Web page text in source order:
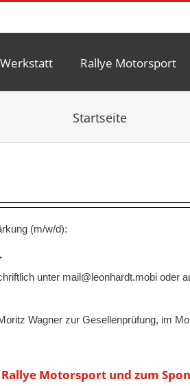
Werkstatt Rallye Motorsport
Startseite
(m/w/d):
unter mail@leonhardt.mobi oder
Wagner zur Gesellenprüfung, im
Motorsport und zum